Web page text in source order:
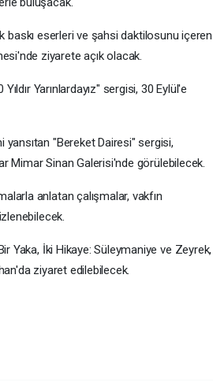
baskı eserleri ve şahsi daktilosunu içeren
ziyarete açık olacak.
Yarınlardayız" sergisi, 30 Eylül'e
"Bereket Dairesi" sergisi,
Mimar Sinan Galerisi'nde görülebilecek.
anlatan çalışmalar, vakfın
Yaka, İki Hikaye: Süleymaniye ve Zeyrek,
ziyaret edilebilecek.